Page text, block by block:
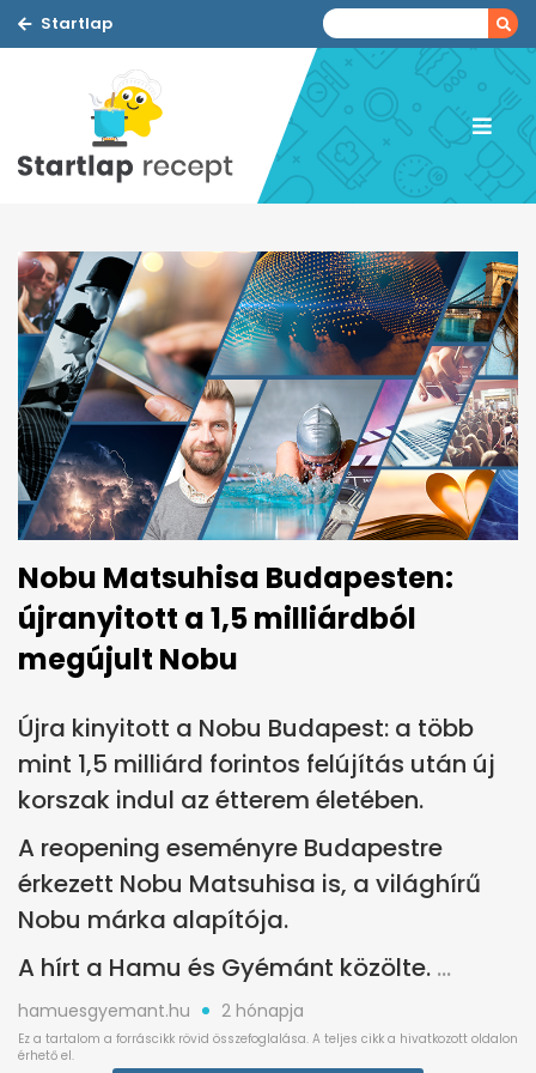
Startlap
Nobu Matsuhisa Budapesten:
újranyitott a 1,5 milliárdból
megújult Nobu
Újra kinyitott a Nobu Budapest: a több
mint 1,5 milliárd forintos felújítás után új
korszak indul az étterem életében.
A reopening eseményre Budapestre
érkezett Nobu Matsuhisa is, a világhírű
Nobu márka alapítója.
A hírt a Hamu és Gyémánt közölte.
hamuesgyemant.hu 2 hónapja